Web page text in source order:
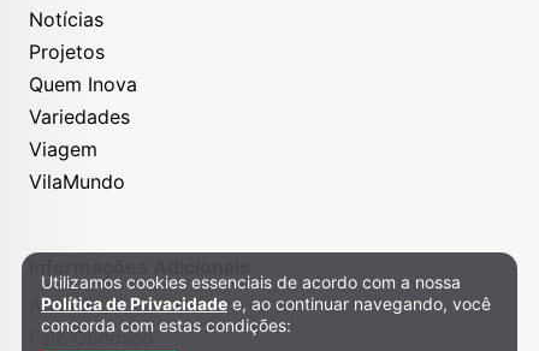
Notícias
Projetos
Quem Inova
Variedades
Viagem
VilaMundo
Anuncie
Fale Conosco
Política de Privacidade e Cookies
Utilizamos cookies essenciais de acordo com a nossa
Política de Privacidade e, ao continuar navegando, você
concorda com estas condições: